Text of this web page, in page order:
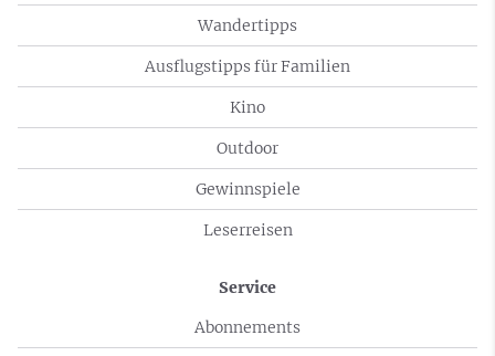
Wandertipps
Ausflugstipps für Familien
Kino
Outdoor
Gewinnspiele
Leserreisen
Service
Abonnements